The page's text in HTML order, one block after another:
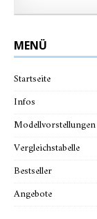
MENÜ
Startseite
Infos
Modellvorstellungen
Vergleichstabelle
Bestseller
Angebote